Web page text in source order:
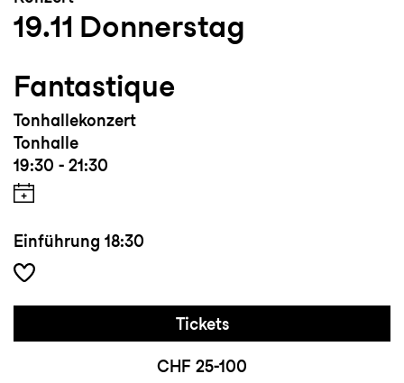
19.11 Donnerstag
Fantastique
Tonhallekonzert
Tonhalle
19:30 - 21:30
Einführung 18:30
Tickets
CHF 25-100